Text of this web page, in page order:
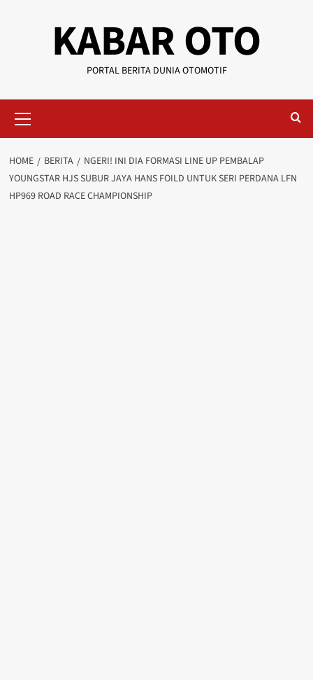
KABAR OTO
PORTAL BERITA DUNIA OTOMOTIF
HOME BERITA
NGERI! INI DIA FORMASI LINE UP PEMBALAP
YOUNGSTAR HJS SUBUR JAYA HANS FOILD UNTUK SERI PERDANA LFN
HP969 ROAD RACE CHAMPIONSHIP